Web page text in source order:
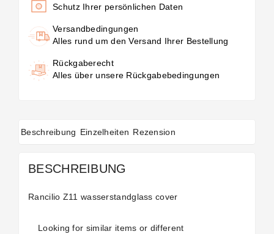
Schutz Ihrer persönlichen Daten
Versandbedingungen
Alles rund um den Versand Ihrer Bestellung
Rückgaberecht
Alles über unsere Rückgabebedingungen
Beschreibung Einzelheiten Rezension
BESCHREIBUNG
Rancilio Z11 wasserstandglass cover
Looking for similar items or different